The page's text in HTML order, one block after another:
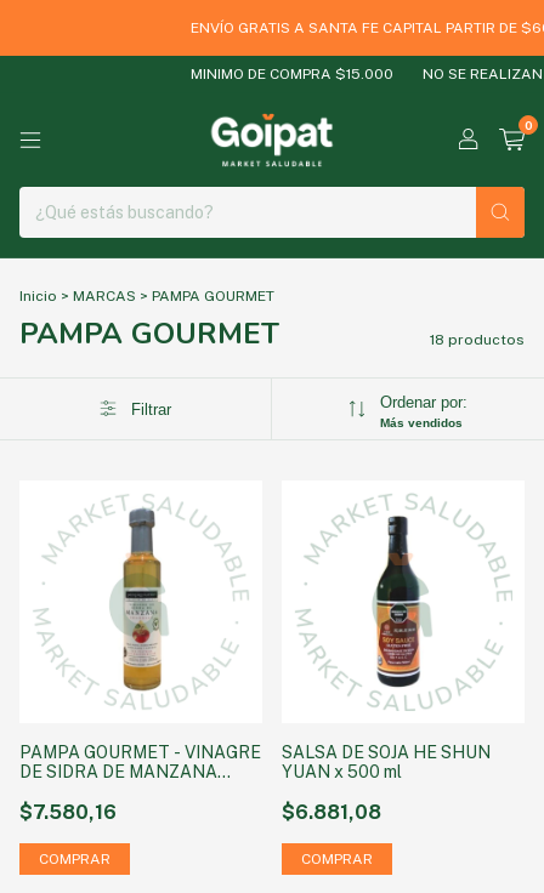
ENVÍO GRATIS A SANTA FE CAPITAL PARTIR DE
MINIMO DE COMPRA $15.000 NO SE REALIZAN
0
Inicio > MARCAS > PAMPA GOURMET
PAMPA GOURMET 18 productos
Filtrar Ordenar por:
Más vendidos
PAMPA GOURMET - VINAGRE
DE SIDRA DE MANZANA
$7.580,16
SALSA DE SOJA HE SHUN
YUAN x 500 ml
$6.881,08